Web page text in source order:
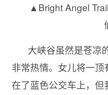
▲Bright Angel
大峡谷虽然是苍凉
非常热情。女儿将一
在了蓝色公交车上，但